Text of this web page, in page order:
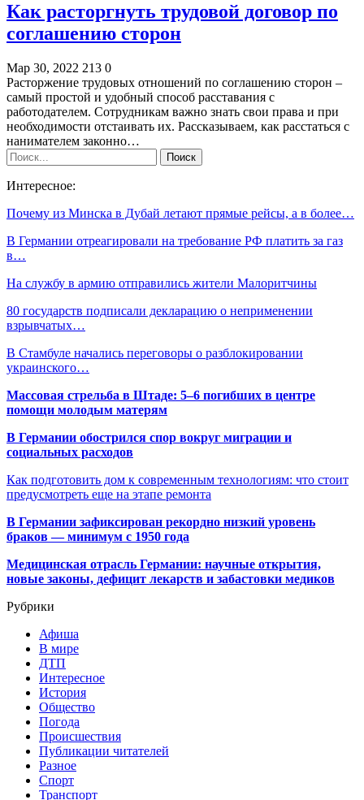
Как расторгнуть трудовой договор по
соглашению сторон
Мар 30, 2022 213 0
Расторжение трудовых отношений по соглашению сторон –
самый простой и удобный способ расставания с
работодателем. Сотрудникам важно знать свои права и при
необходимости отстаивать их. Рассказываем, как расстаться с
нанимателем законно…
Интересное:
Почему из Минска в Дубай летают прямые рейсы, а в более…
В Германии отреагировали на требование РФ платить за газ
в…
На службу в армию отправились жители Малоритчины
80 государств подписали декларацию о неприменении
взрывчатых…
В Стамбуле начались переговоры о разблокировании
украинского…
Массовая стрельба в Штаде: 5–6 погибших в центре
помощи молодым матерям
В Германии обострился спор вокруг миграции и
социальных расходов
Как подготовить дом к современным технологиям: что стоит
предусмотреть еще на этапе ремонта
В Германии зафиксирован рекордно низкий уровень
браков — минимум с 1950 года
Медицинская отрасль Германии: научные открытия,
новые законы, дефицит лекарств и забастовки медиков
Рубрики
Афиша
В мире
ДТП
Интересное
История
Общество
Погода
Происшествия
Публикации читателей
Разное
Спорт
Транспорт